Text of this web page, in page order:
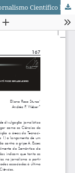
A circulação da ciência da linguagem no jornalismo Científico brasileiro